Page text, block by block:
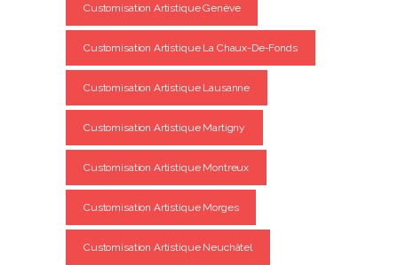
Customisation Artistique Genève
Customisation Artistique La Chaux-De-Fonds
Customisation Artistique Lausanne
Customisation Artistique Martigny
Customisation Artistique Montreux
Customisation Artistique Morges
Customisation Artistique Neuchâtel